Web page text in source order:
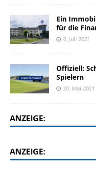
Ein
für die
6. Juli 2021
Offiziell:
Spielern
20. Mai 2021
ANZEIGE:
ANZEIGE: